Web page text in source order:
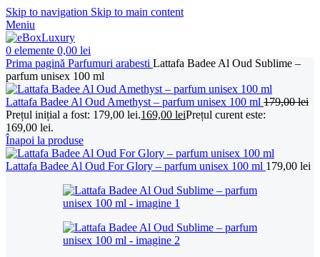
Skip to navigation Skip to main content
Meniu
0 elemente 0,00 lei
Prima pagină Parfumuri arabesti Lattafa Badee Al Oud Sublime –
parfum unisex 100 ml
Lattafa Badee Al Oud Amethyst – parfum unisex 100 ml 179,00lei
Prețul inițial a fost: 179,00 lei.169,00 leiPrețul curent este:
169,00 lei.
Înapoi la produse
Lattafa Badee Al Oud For Glory – parfum unisex 100 ml 179,00 lei